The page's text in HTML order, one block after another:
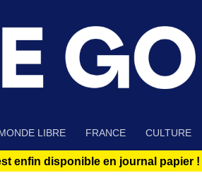
LIBRE FRANCE CULTURE
enfin disponible en journal papier !